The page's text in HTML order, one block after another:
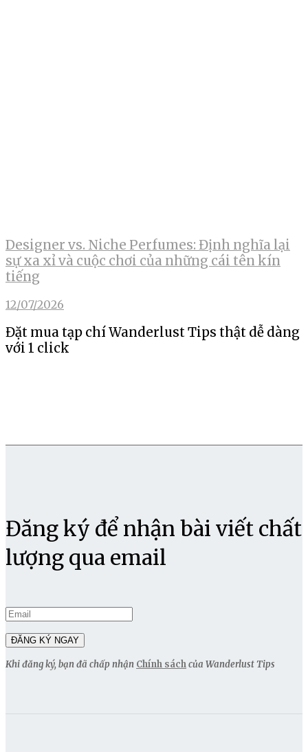
Designer vs. Niche Perfumes: Định nghĩa lại
sự xa xỉ và cuộc chơi của những cái tên kín
tiếng
12/07/2026
Đặt mua tạp chí Wanderlust Tips thật dễ dàng
với 1 click
Đăng ký để nhận bài viết chất
lượng qua email
Khi đăng ký, bạn đã chấp nhận Chính sáchcủa Wanderlust Tips